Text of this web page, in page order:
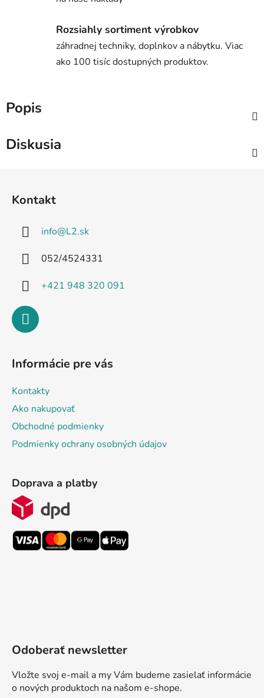
Rozsiahly sortiment výrobkov
záhradnej techniky, doplnkov a nábytku. Viac
ako 100 tisíc dostupných produktov.
Popis
Diskusia
Kontakt
info@L2.sk
052/4524331
+421 948 320 091
Informácie pre vás
Kontakty
Ako nakupovať
Obchodné podmienky
Podmienky ochrany osobných údajov
Doprava a platby
Odoberať newsletter
Vložte svoj e-mail a my Vám budeme zasielať informácie
o nových produktoch na našom e-shope.